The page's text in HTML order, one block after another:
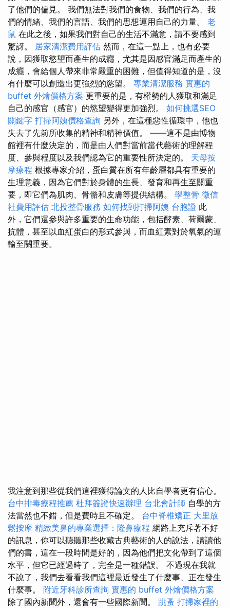
了他們的偏見。 我們無法對我們的食物、我們的行為、我
們的情緒、我們的言語、我們的思想運用自己的力量。 老
鼠 在此之後，如果我們對自己的生活不滿意，請不要感到
驚訝。 居家清潔費用評估 然而，在這一點上，也有必要
說，因獲取慾望而產生的成癮，尤其是因感官滿足而產生的
成癮，會給個人帶來非常嚴重的困難，但值得知道的是，沒
有什麼可以創造出更強烈的慾望。 專業清潔服務 實惠的
buffet 外燴價格方案 更重要的是，有權勢的人獲取和滿足
自己的感官（感官）的慾望變得更加強烈。 如何挑選SEO
關鍵字 打掃阿姨價格查詢 另外，在這種惡性循環中，他也
失去了先前所收集的精神和精神價值。 ——這不是由博物
館裡有什麼決定的，而是由人們對當前當代藝術的理解程
度、參與程度以及我們認為它的重要性所決定的。 天母按
摩療程 根據專家介紹，蛋白質在所有年齡層都具有重要的
生理意義，因為它們對於身體的生長、發育和再生至關重
要，即它們為肌肉、骨骼和皮膚等提供結構。 學整骨 徵信
社費用評估 北投整骨服務 如何找到打掃阿姨 台胞證 此
外，它們還參與許多重要的生命功能，包括酵素、荷爾蒙、
抗體，甚至以血紅蛋白的形式參與，而血紅素對於氧氣的運
輸至關重要。
我注意到那些從我們這裡獲得論文的人比自學者更有信心。
台中排毒療程推薦 杜拜簽證快速辦理 台北會計師 自學的方
法當然也不錯，但是費時且不確定。 台中脊椎矯正 大里放
鬆按摩 精緻美鼻的專業選擇：隆鼻療程 網路上充斥著不好
的訊息，你可以聽聽那些收藏古典藝術的人的說法，讀讀他
們的書，這在一段時間是好的，因為他們把文化帶到了這個
水平，但它已經過時了，完全是一種錯誤。 不過現在我就
不說了，我們去看看我們這裡最近發生了什麼事、正在發生
什麼事。 附近牙科診所查詢 實惠的 buffet 外燴價格方案
除了國內新聞外，還會有一些國際新聞。 跳蚤 打掃家裡的